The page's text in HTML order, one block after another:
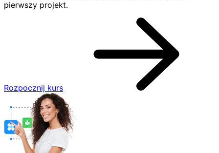
pierwszy projekt.
Rozpocznij kurs